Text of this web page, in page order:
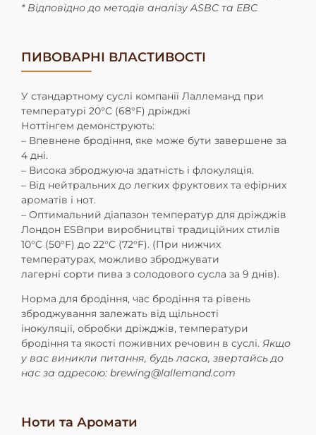
* Відповідно до методів аналізу ASBC та EBC
ПИВОВАРНІ ВЛАСТИВОСТІ
У стандартному суслі компанії Лаллеманд при
температурі 20°C (68°F) дріжджі
Ноттінгем демонструють:
– Впевнене бродіння, яке може бути завершене за
4 дні.
– Висока зброджуюча здатність і флокуляція.
– Від нейтральних до легких фруктових та ефірних
ароматів і нот.
– Оптимальний діапазон температур для дріжджів
Лондон ESBпри виробництві традиційних стилів
10°C (50°F) до 22°C (72°F). (При нижчих
температурах, можливо зброджувати
лагерні сорти пива з солодового сусла за 9 днів).
Норма для бродіння, час бродіння та рівень
зброджування залежать від щільності
інокуляції, обробки дріжджів, температури
бродіння та якості поживних речовин в суслі. Якщо
у вас виникли питання, будь ласка, звертайсь до
нас за адресою: brewing@lallemand.com
Ноти та Аромати